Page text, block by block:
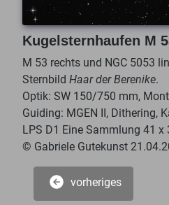
Kugelsternhaufen M
M 53 rechts und NGC 5053
Sternbild Haar der Berenike.
Optik: SW 150/750 mm,
Guiding: MGEN II, Dithering,
LPS D1 Eine Sammlung 41 x
© Gabriele Gutekunst
vorheriges